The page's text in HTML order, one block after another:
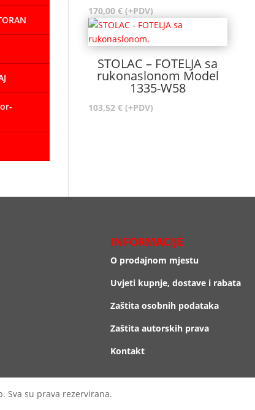
170,00 € (+PDV)
STOLAC – FOTELJA sa
rukonaslonom Model
1335-W58
103,52 € (+PDV)
INFORMACIJE
O prodajnom mjestu
Uvjeti kupnje, dostave i rabata
Zaštita osobnih podataka
Zaštita autorskih prava
Kontakt
Sva su prava rezervirana.